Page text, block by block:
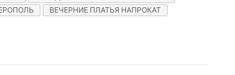
ВЕЧЕРНИЕ ПЛАТЬЯ НАПРОКАТ